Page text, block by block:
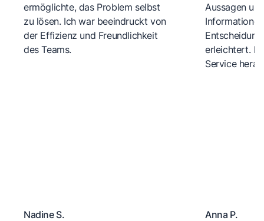
ermöglichte, das Problem selbst
zu lösen. Ich war beeindruckt von
der Effizienz und Freundlichkeit
des Teams.
Nadine S.
Aussagen
erleichtert.
Service
Anna P.